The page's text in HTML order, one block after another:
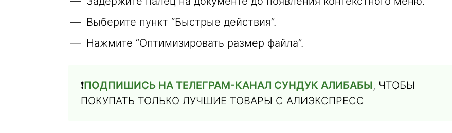
Выберите пункт “Быстрые действия”.
Нажмите “Оптимизировать размер файла”.
❗️ПОДПИШИСЬ НА ТЕЛЕГРАМ-КАНАЛ СУНДУК АЛИБАБЫ, ЧТОБЫ
ПОКУПАТЬ ТОЛЬКО ЛУЧШИЕ ТОВАРЫ С АЛИЭКСПРЕСС